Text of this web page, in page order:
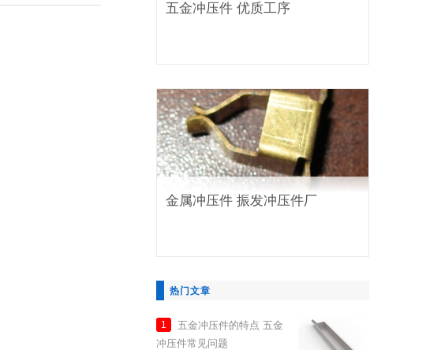
五金冲压件 优质工序
金属冲压件 振发冲压件厂
热门文章
1
五金冲压件的特点 五金
冲压件常见问题